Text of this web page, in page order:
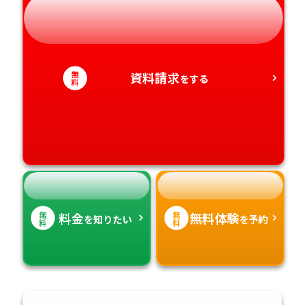
岐阜県
静岡県
愛知県
奈良県
和歌山県
山口県
徳島県
香川県
高知県
熊本県
大分県
宮崎県
沖縄県
無
料 資料請求をする
無
料 料金を知りたい 無
料 無料体験を予約